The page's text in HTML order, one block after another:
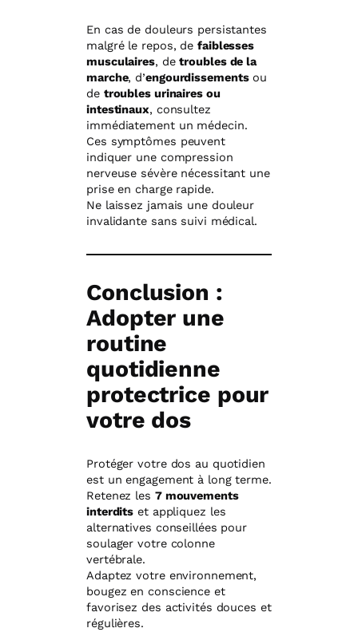
En cas de douleurs persistantes
malgré le repos, defaiblesses
musculaires, detroubles de la
marche, d’engourdissementsou
de troubles urinaires ou
intestinaux, consultez
immédiatement un médecin.
Ces symptômes peuvent
indiquer une compression
nerveuse sévère nécessitant une
prise en charge rapide.
Ne laissez jamais une douleur
invalidante sans suivi médical.
Conclusion :
Adopter une
routine
quotidienne
protectrice pour
votre dos
Protéger votre dos au quotidien
est un engagement à long terme.
Retenez les 7 mouvements
interdits et appliquez les
alternatives conseillées pour
soulager votre colonne
vertébrale.
Adaptez votre environnement,
bougez en conscience et
favorisez des activités douces et
régulières.